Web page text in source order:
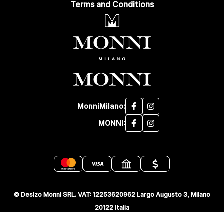
Terms and Conditions
MonniMilano:
MONNI:
© Desizo Monni SRL. VAT: 12253620962 Largo Augusto 3, Milano
20122 Italia